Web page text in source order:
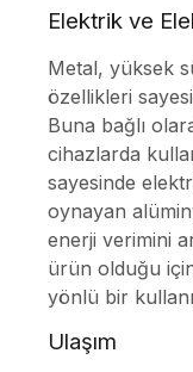
Elektrik ve
Metal, yüksek
özellikleri
Buna bağlı
cihazlarda
sayesinde
oynayan
enerji verimini
ürün olduğu
yönlü bir
Ulaşım